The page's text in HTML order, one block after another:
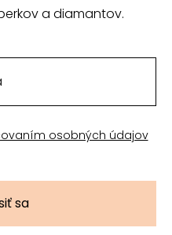
a diamantov.
osobných údajov
sa